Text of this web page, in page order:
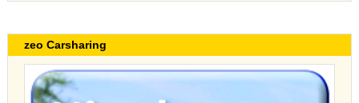
zeo Carsharing